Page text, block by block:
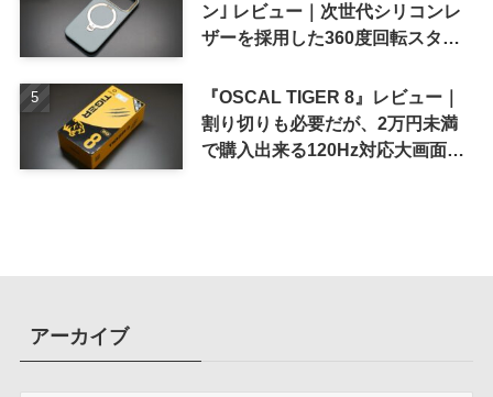
ン｣ レビュー｜次世代シリコンレ
ザーを採用した360度回転スタン
『OSCAL TIGER 8』レビュー｜
割り切りも必要だが、2万円未満
で購入出来る120Hz対応大画面ス
アーカイブ